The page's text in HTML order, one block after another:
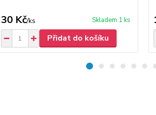
30 Kč/ks Skladem 1 ks
Přidat do košíku